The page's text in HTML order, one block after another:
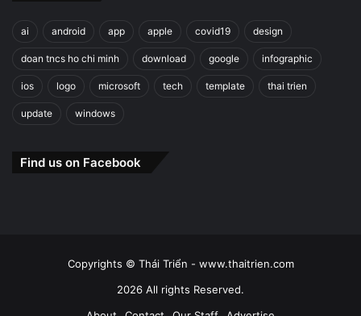
ai android app apple covid19 design
doan tncs ho chi minh download google infographic
ios logo microsoft tech template thai trien
update windows
Find us on Facebook
Copyrights © Thái Triển - www.thaitrien.com
2026 All rights Reserved.